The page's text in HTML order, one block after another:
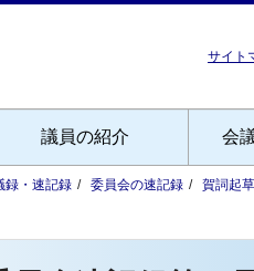
サイト
議員の紹介 会
録・速記録 委員会の速記録 賀詞起